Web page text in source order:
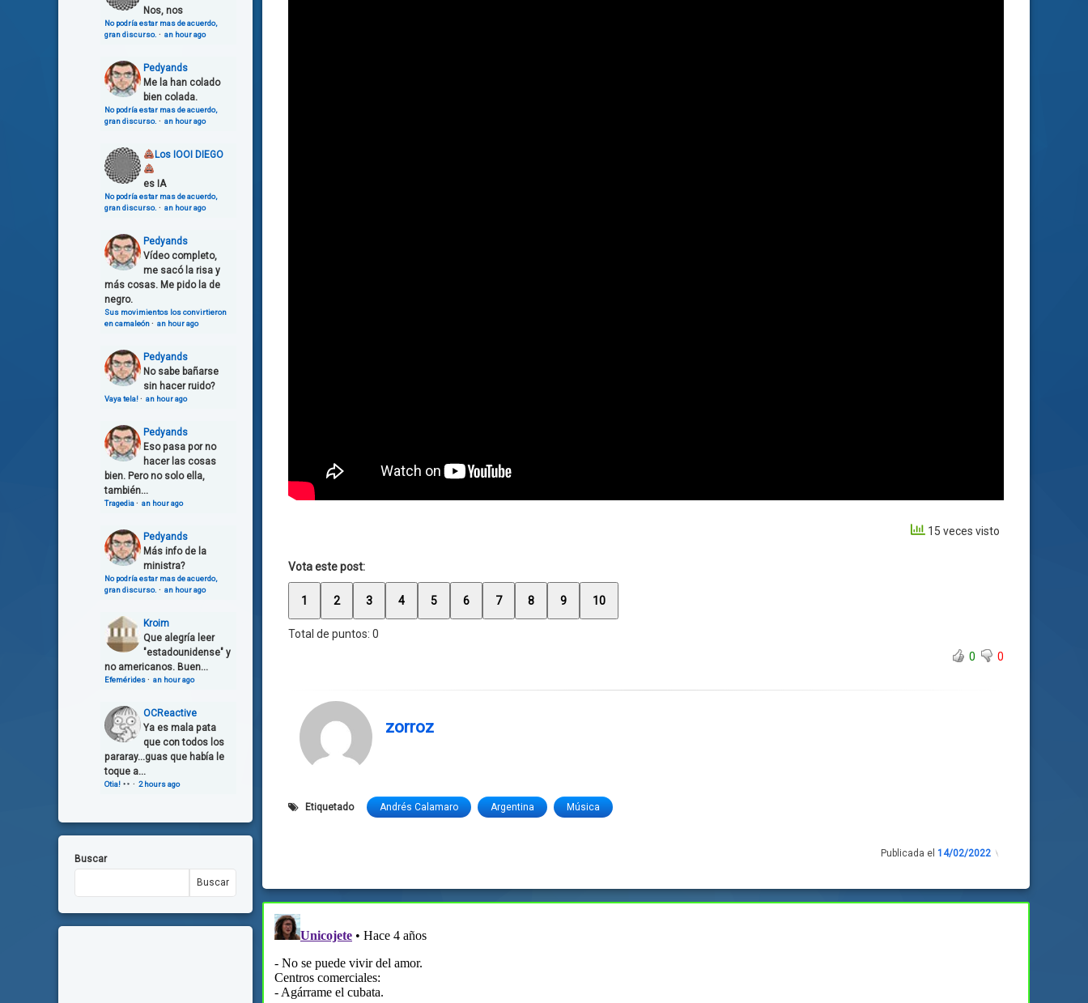
15 veces visto
Vota este post:
1 2 3 4 5 6 7 8 9 10
Total de puntos: 0
0
0
zorroz
Etiquetado Andrés Calamaro Argentina Música
Publicada el 14/02/2022
14/02/2022
Nos, nos
No podría estar mas de acuerdo,
gran discurso. · an hour ago
Pedyands
Me la han colado
bien colada.
No podría estar mas de acuerdo,
gran discurso. · an hour ago
Los IOOI DIEGO
es IA
No podría estar mas de acuerdo,
gran discurso. · an hour ago
Pedyands
Vídeo completo,
me sacó la risa y
más cosas. Me pido la de
negro.
Sus movimientos los convirtieron
en camaleón· an hour ago
Pedyands
No sabe bañarse
sin hacer ruido?
Vaya tela!· an hour ago
Pedyands
Eso pasa por no
hacer las cosas
bien. Pero no solo ella,
también...
Tragedia· an hour ago
Pedyands
Más info de la
ministra?
No podría estar mas de acuerdo,
gran discurso. · an hour ago
Kroim
Que alegría leer
"estadounidense" y
no americanos. Buen...
Efemérides· an hour ago
OCReactive
Ya es mala pata
que con todos los
pararay...guas que había le
toque a...
Otia! · 2 hours ago
Buscar
Buscar